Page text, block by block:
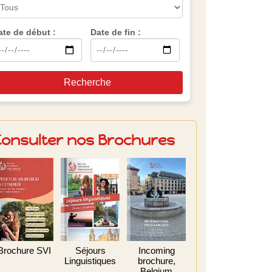
de début : Date de fin :
Recherche
nos Brochures
SVI
Séjours
Linguistiques
Incoming
brochure,